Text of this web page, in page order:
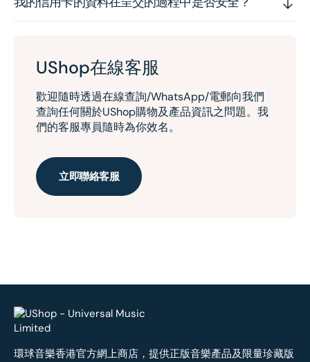
UShop在線客服
歡迎隨時透過在線查詢/WhatsApp/電郵向我們
查詢任何關於UShop購物及產品資訊之問題。我
們的客服專員隨時為你效名。
立即聯絡客服
環球音樂香港官方網上商店，提供正版音樂產品及限量珍藏版